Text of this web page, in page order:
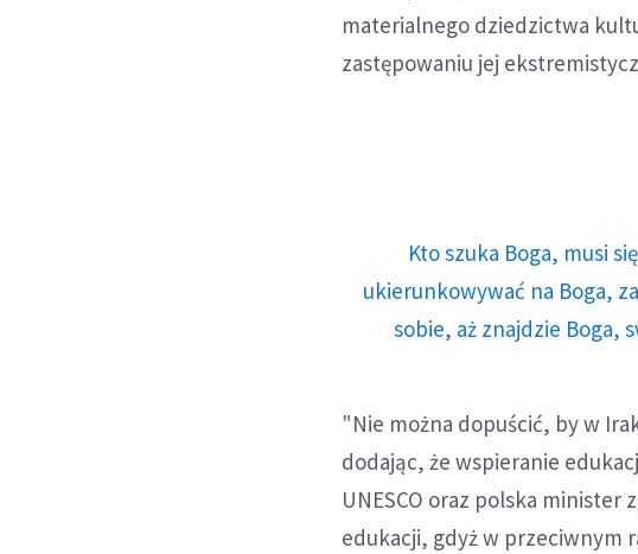
materialnego dziedzictwa
zastępowaniu jej
Kto szuka Boga, musi
ukierunkowywać na Boga,
sobie, aż znajdzie Boga,
"Nie można dopuścić, by w
dodając, że wspieranie
UNESCO oraz polska minister
edukacji, gdyż w przeciwnym